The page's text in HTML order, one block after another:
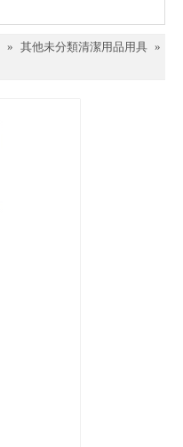
» 其他未分類清潔用品用具 »